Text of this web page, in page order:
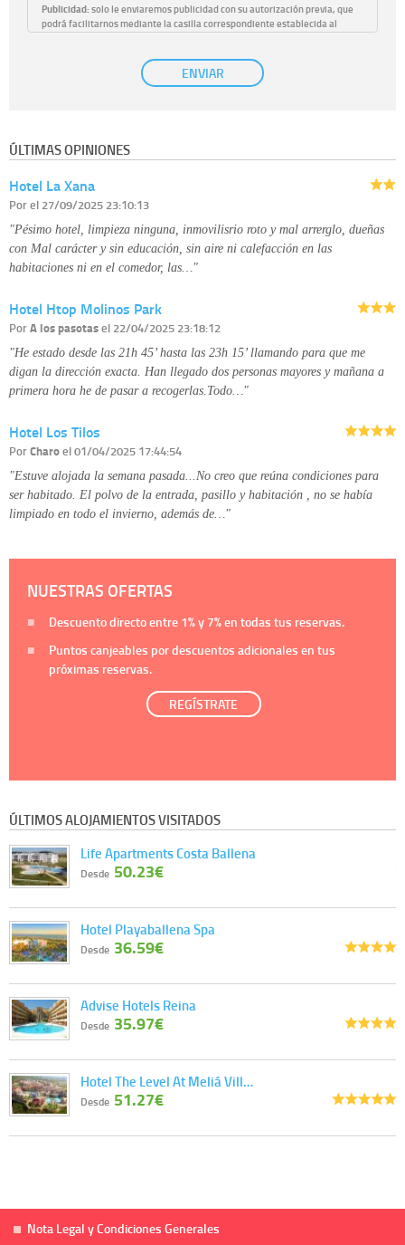
Publicidad:solo le enviaremos publicidad con su autorización previa, que
podrá facilitarnos mediante la casilla correspondiente establecida al
únicamente trataremos sus datos con su consentimiento
previo, que podrá facilitarnos mediante la casilla correspondiente
Derechos:tiene derecho a saber qué información tenemos sobre usted,
disponible en nuestra página web.
Información complementaria:
ENVIAR
ÚLTIMAS OPINIONES
Hotel La Xana
Porel 27/09/2025 23:10:13
"Pésimo hotel, limpieza ninguna, inmovilisrio roto y mal arrerglo, dueñas
con Mal carácter y sin educación, sin aire ni calefacción en las
habitaciones ni en el comedor, las…"
Hotel Htop Molinos Park
PorA los pasotasel 22/04/2025 23:18:12
"He estado desde las 21h 45’ hasta las 23h 15’ llamando para que me
digan la dirección exacta. Han llegado dos personas mayores y mañana a
primera hora he de pasar a recogerlas.Todo…"
Hotel Los Tilos
PorCharoel 01/04/2025 17:44:54
"Estuve alojada la semana pasada...No creo que reúna condiciones para
ser habitado. El polvo de la entrada, pasillo y habitación , no se había
limpiado en todo el invierno, además de…"
NUESTRAS OFERTAS
Descuento directo entre 1%y 7%en todas tus reservas.
Puntos canjeables por descuentos adicionales en tus
próximas reservas.
REGÍSTRATE
ÚLTIMOS ALOJAMIENTOS VISITADOS
Life Apartments Costa Ballena
Desde 50.23€
Hotel Playaballena Spa
Desde 36.59€
Advise Hotels Reina
Desde 35.97€
Hotel The Level At Meliá Vill…
Desde 51.27€
Nota Legal y Condiciones Generales